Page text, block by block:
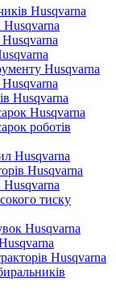
Husqvarna
Husqvarna
Husqvarna
Husqvarna
Husqvarna
Husqvarna
роботів
Husqvarna
Husqvarna
Husqvarna
тиску
Husqvarna
Husqvarna